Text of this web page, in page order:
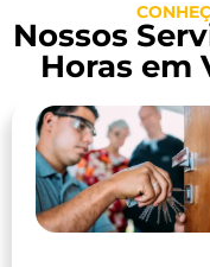
Nossos
Horas em